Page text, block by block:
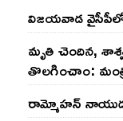
విజ‌య‌వాడ వైసీపీలో
మృతి చెందిన,
తొల‌గించాం:
రామ్మోహ‌న్